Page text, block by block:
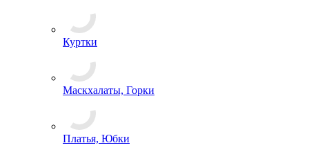
Куртки
Маскхалаты, Горки
Платья, Юбки